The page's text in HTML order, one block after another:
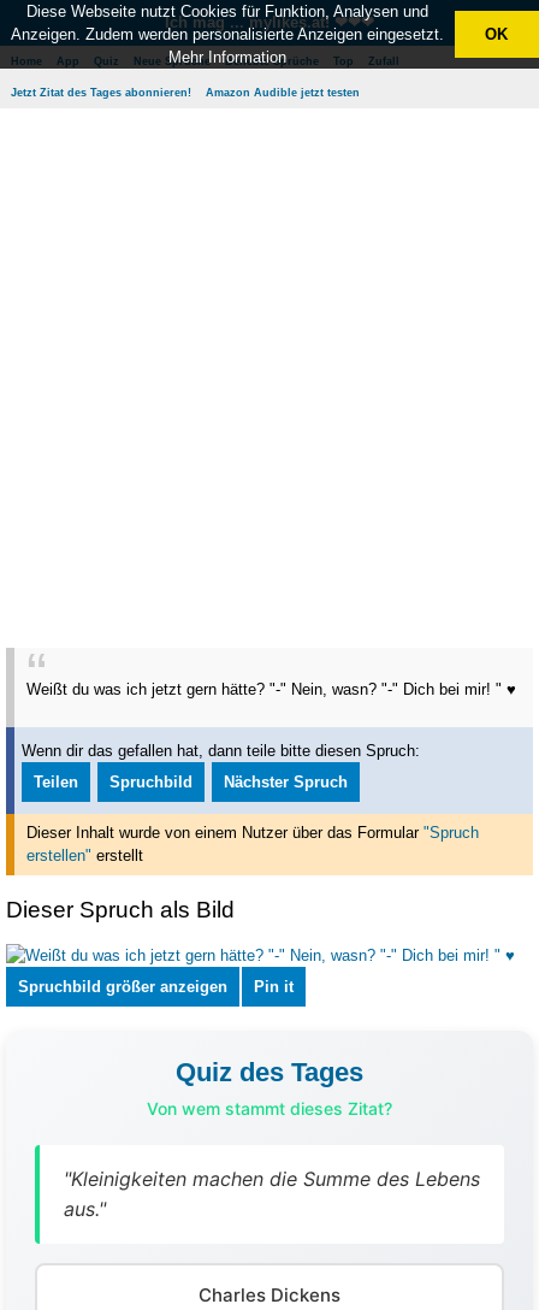
Ich mag ... mylikes.at! ❤❤❤
Home App Quiz Neue Sprüche Beliebte Sprüche Top Zufall
Jetzt Zitat des Tages abonnieren! Amazon Audible jetzt testen
Weißt du was ich jetzt gern hätte? "-" Nein, wasn? "-" Dich bei mir! " ♥
Wenn dir das gefallen hat, dann teile bitte diesen Spruch:
Teilen
Spruchbild Nächster Spruch
Dieser Inhalt wurde von einem Nutzer über das Formular "Spruch
erstellen" erstellt
Dieser Spruch als Bild
Spruchbild größer anzeigen Pin it
Quiz des Tages
Von wem stammt dieses Zitat?
"Kleinigkeiten machen die Summe des Lebens
aus."
Charles Dickens
Diese Webseite nutzt Cookies für Funktion, Analysen und
Anzeigen. Zudem werden personalisierte Anzeigen eingesetzt.
Mehr Information
OK